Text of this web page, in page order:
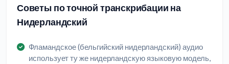
Советы по точной транскрибации на
Нидерландский
Фламандское (бельгийский нидерландский) аудио
использует ту же нидерландскую языковую модель,